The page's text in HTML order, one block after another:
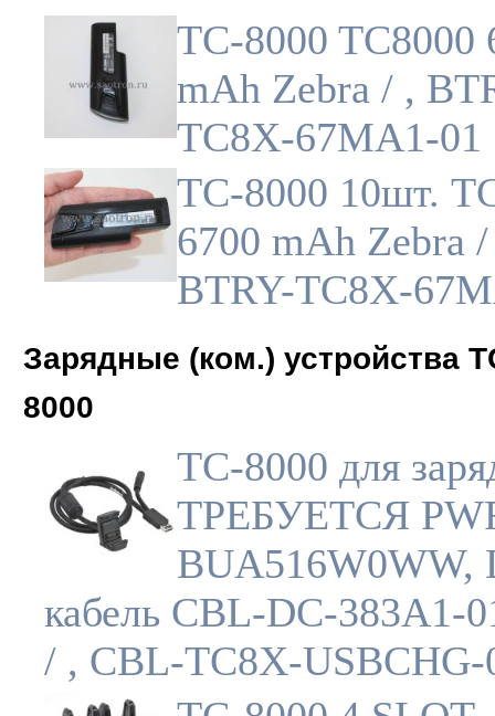
TC-8000 TC8000
mAh Zebra / ,
TC8X-67MA1-01
TC-8000 10шт.
6700 mAh Zebra
BTRY-TC8X-
Зарядные (ком.) устройства
8000
TC-8000 для
ТРЕБУЕТСЯ
BUA516W0WW,
кабель CBL-DC-383A1-
/ , CBL-TC8X-USBCHG-